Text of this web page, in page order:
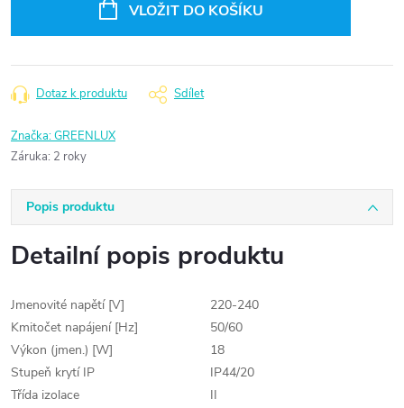
VLOŽIT DO KOŠÍKU
Dotaz k produktu Sdílet
Značka:GREENLUX
Záruka: 2 roky
Popis produktu
Detailní popis produktu
Jmenovité napětí [V]
220-240
Kmitočet napájení [Hz]
50/60
Výkon (jmen.) [W]
18
Stupeň krytí IP
IP44/20
Třída izolace
II